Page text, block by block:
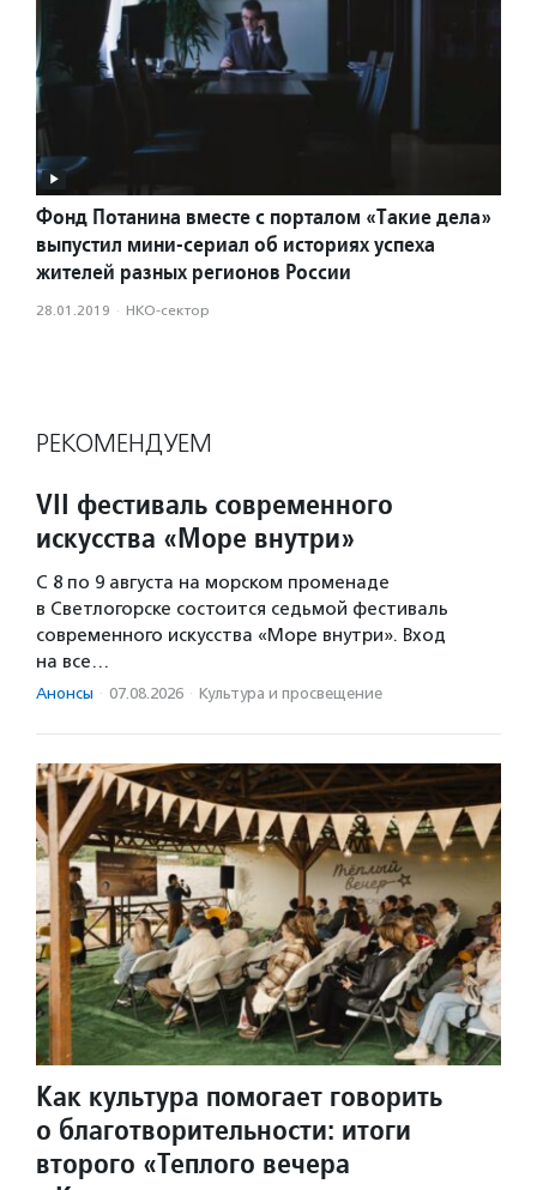
Фонд Потанина вместе с порталом «Такие дела»
выпустил мини-сериал об историях успеха
жителей разных регионов России
28.01.2019 · НКО-сектор
РЕКОМЕНДУЕМ
VII фестиваль современного
искусства «Море внутри»
С 8 по 9 августа на морском променаде
в Светлогорске состоится седьмой фестиваль
современного искусства «Море внутри». Вход
на все…
Анонсы · 07.08.2026 · Культура и просвещение
Как культура помогает говорить
о благотворительности: итоги
второго «Теплого вечера